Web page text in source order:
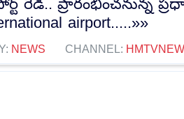
రెడీ.. ప్రారంభించనున్న
airport.....»»
NEWS CHANNEL: